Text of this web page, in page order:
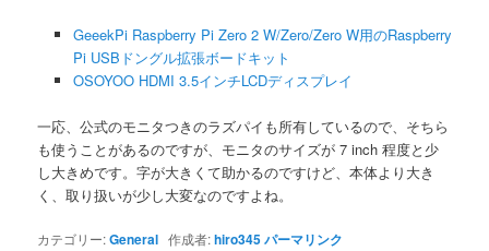
GeeekPi Raspberry Pi Zero 2 W/Zero/Zero W用のRaspberry
Pi USBドングル拡張ボードキット
OSOYOO HDMI 3.5インチLCDディスプレイ
一応、公式のモニタつきのラズパイも所有しているので、そちら
も使うことがあるのですが、モニタのサイズが 7 inch 程度と少
し大きめです。字が大きくて助かるのですけど、本体より大き
く、取り扱いが少し大変なのですよね。
カテゴリー:General 作成者:hiro345パーマリンク